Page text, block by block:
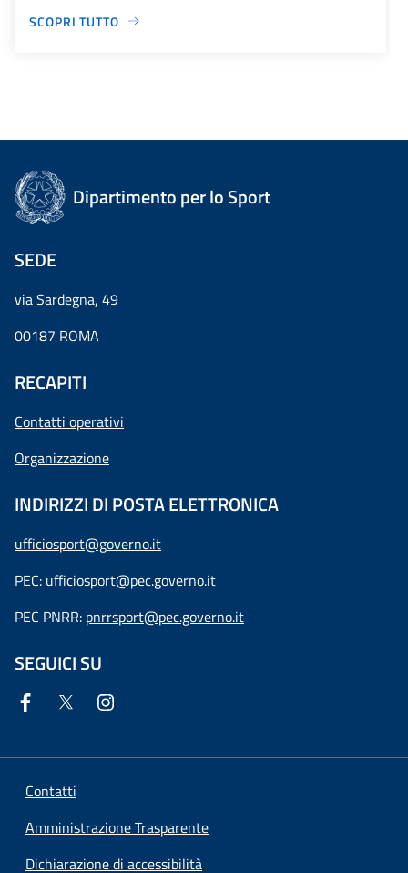
SCOPRI TUTTO
Dipartimento per lo Sport
SEDE
via Sardegna, 49
00187 ROMA
RECAPITI
Contatti operativi
Organizzazione
INDIRIZZI DI POSTA ELETTRONICA
ufficiosport@governo.it
PEC: ufficiosport@pec.governo.it
PEC PNRR: pnrrsport@pec.governo.it
SEGUICI SU
Contatti
Amministrazione Trasparente
Dichiarazione di accessibilità